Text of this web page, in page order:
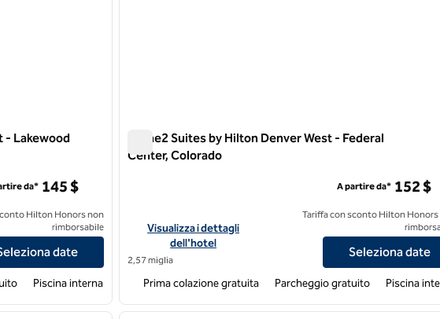
- Lakewood
by Hilton Denver West - Lakewood
da* 145 $
Hilton Honors non
rimborsabile
date
Piscina interna
Home2 Suites by Hilton Denver West - Federal
Center, Colorado
Visualizza i dettagli dell'hotel Home2 Suites by Hilton Denver
Visualizza i dettagli
dell'hotel
2,57 miglia
A partire da* 152 $
Tariffa con sconto Hilton Honors
Seleziona date
Prima colazione gratuita Parcheggio gratuito Piscina